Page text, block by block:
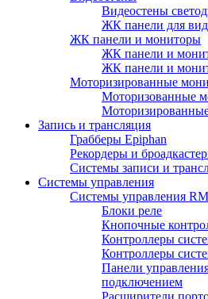
Видеостены
ЖК панели для
ЖК панели и мониторы
ЖК панели и
ЖК панели и
Моторизированные
Моторизованные
Запись и трансляция
Грабберы Epiphan
Рекордеры и
Системы записи и
Системы управления
Системы управления
Блоки реле
Кнопочные
Контроллеры
Контроллеры
Панели
подключением
Расширители